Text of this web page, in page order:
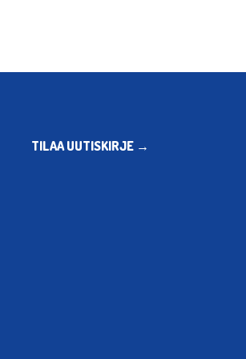
TILAA UUTISKIRJE →